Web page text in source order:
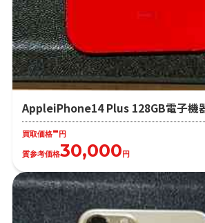
AppleiPhone14 Plus 128GB電子機
買取価格-円
質参考価格30,000円